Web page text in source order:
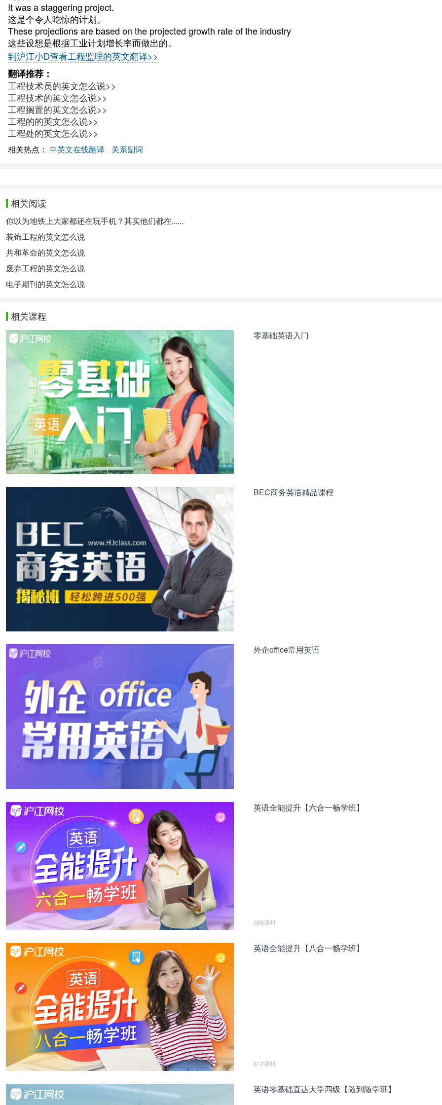
It was a staggering project.
这是个令人吃惊的计划。
These projections are based on the projected growth rate of the industry
这些设想是根据工业计划增长率而做出的。
到沪江小D查看工程监理的英文翻译>>
翻译推荐：
工程技术员的英文怎么说>>
工程技术的英文怎么说>>
工程搁置的英文怎么说>>
工程的的英文怎么说>>
工程处的英文怎么说>>
相关热点： 中英文在线翻译 关系副词
相关阅读
你以为地铁上大家都还在玩手机？其实他们都在......
装饰工程的英文怎么说
共和革命的英文怎么说
废弃工程的英文怎么说
电子期刊的英文怎么说
相关课程
零基础英语入门
BEC商务英语精品课程
外企office常用英语
英语全能提升【六合一畅学班】
538课时
英语全能提升【八合一畅学班】
612课时
英语零基础直达大学四级【随到随学班】